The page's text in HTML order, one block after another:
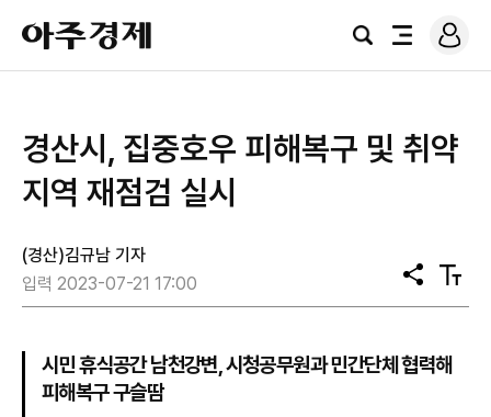
아
주
경
검
전
로
그
경산시, 집중호우 피해복구 및 취약
지역 재점검 실시
(경산)김규남 기자
입력 2023-07-21 17:00
공
유
텍
스
기
시민 휴식공간 남천강변, 시청공무원과 민간단체 협력해
피해복구 구슬땀